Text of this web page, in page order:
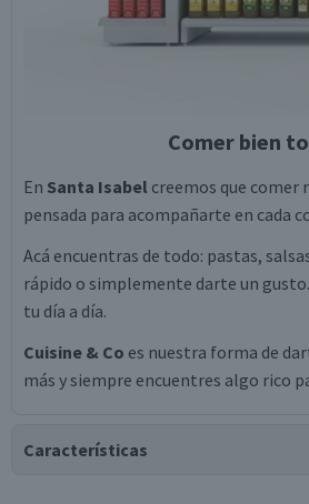
Comer bien
En Santa Isabel creemos que comer
pensada para acompañarte en cada
Acá encuentras de todo: pastas,
rápido o simplemente darte un
tu día a día.
Cuisine & Co es nuestra forma de
más y siempre encuentres algo rico
Características